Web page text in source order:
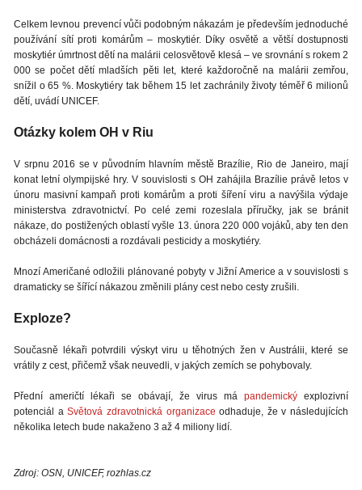
Celkem levnou prevencí vůči podobným nákazám je především jednoduché
používání sítí proti komárům – moskytiér. Díky osvětě a větší dostupnosti
moskytiér úmrtnost dětí na malárii celosvětově klesá – ve srovnání s rokem 2
000 se počet dětí mladších pěti let, které každoročně na malárii zemřou,
snížil o 65 %. Moskytiéry tak během 15 let zachránily životy téměř 6 milionů
dětí, uvádí UNICEF.
Otázky kolem OH v Riu
V srpnu 2016 se v původním hlavním městě Brazílie, Rio de Janeiro, mají
konat letní olympijské hry. V souvislosti s OH zahájila Brazílie právě letos v
únoru masivní kampaň proti komárům a proti šíření viru a navýšila výdaje
ministerstva zdravotnictví. Po celé zemi rozeslala příručky, jak se bránit
nákaze, do postižených oblastí vyšle 13. února 220 000 vojáků, aby ten den
obcházeli domácnosti a rozdávali pesticidy a moskytiéry.
Mnozí Američané odložili plánované pobyty v Jižní Americe a v souvislosti s
dramaticky se šířící nákazou změnili plány cest nebo cesty zrušili.
Exploze?
Současně lékaři potvrdili výskyt viru u těhotných žen v Austrálii, které se
vrátily z cest, přičemž však neuvedli, v jakých zemích se pohybovaly.
Přední američtí lékaři se obávají, že virus má pandemický explozivní
potenciál aSvětová zdravotnická organizace odhaduje, že v následujících
několika letech bude nakaženo 3 až 4 miliony lidí.
Zdroj: OSN, UNICEF, rozhlas.cz